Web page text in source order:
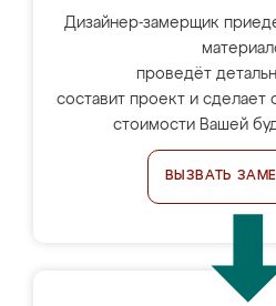
Дизайнер-замерщик
проведёт
составит проект и сделает
стоимости Вашей
ВЫЗВАТЬ